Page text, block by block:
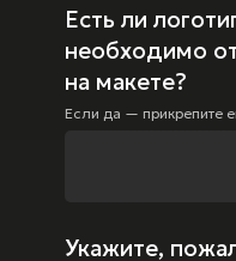
Есть ли
необходимо
на макете?
Если да — прикрепите
Укажите,